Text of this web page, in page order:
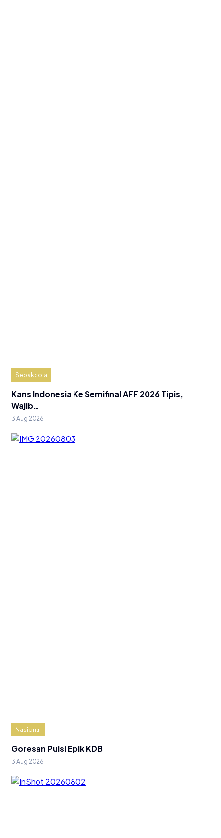
Sepakbola
Kans Indonesia Ke Semifinal AFF 2026 Tipis,
Wajib…
3 Aug 2026
Nasional
Goresan Puisi Epik KDB
3 Aug 2026